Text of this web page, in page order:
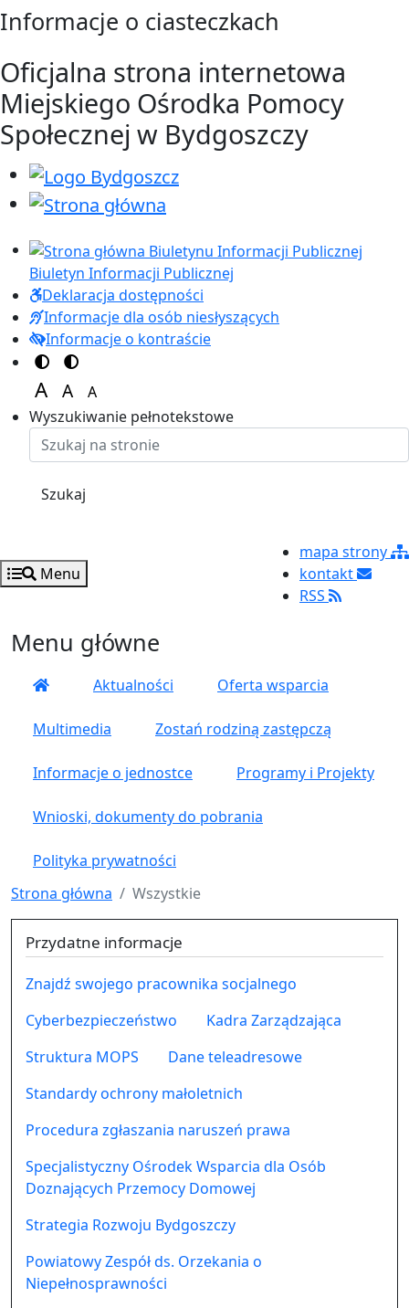
Przejdź do treści
Przejdź do menu
Informacje o ciasteczkach
Oficjalna strona internetowa
Miejskiego Ośrodka Pomocy
Społecznej w Bydgoszczy
Biuletyn Informacji Publicznej
Deklaracja dostępności
Informacje dla osób niesłyszących
Informacje o kontraście
Przełącz na motyw kolorów
Przełącz na motyw wysokiej widoczności
A
Ustaw rozmiar czcionki na 150%
A
Ustaw rozmiar czcionki na 125%
A
Ustaw rozmiar czcionki na 100%
Wyszukiwanie pełnotekstowe
Szukaj
Menu
mapa strony
kontakt
RSS
Menu główne
Aktualności Oferta wsparcia
Multimedia Zostań rodziną zastępczą
Informacje o jednostce Programy i Projekty
Wnioski, dokumenty do pobrania
Polityka prywatności
Strona główna
Wszystkie
Przydatne informacje
Znajdź swojego pracownika socjalnego
Cyberbezpieczeństwo
Kadra Zarządzająca
Struktura MOPS
Dane teleadresowe
Standardy ochrony małoletnich
Procedura zgłaszania naruszeń prawa
Specjalistyczny Ośrodek Wsparcia dla Osób
Doznających Przemocy Domowej
Strategia Rozwoju Bydgoszczy
Powiatowy Zespół ds. Orzekania o
Niepełnosprawności